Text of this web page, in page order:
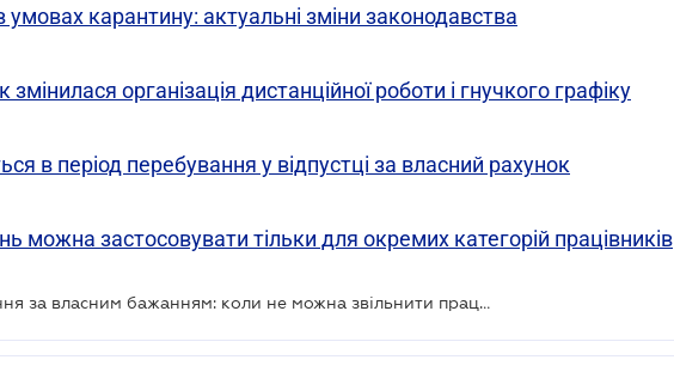
карантину: актуальні зміни законодавства
організація дистанційної роботи і гнучкого графіку
в період перебування у відпустці за власний рахунок
можна застосовувати тільки для окремих категорій працівників
Звільнення за власним бажанням: коли не можна звільнити працівника